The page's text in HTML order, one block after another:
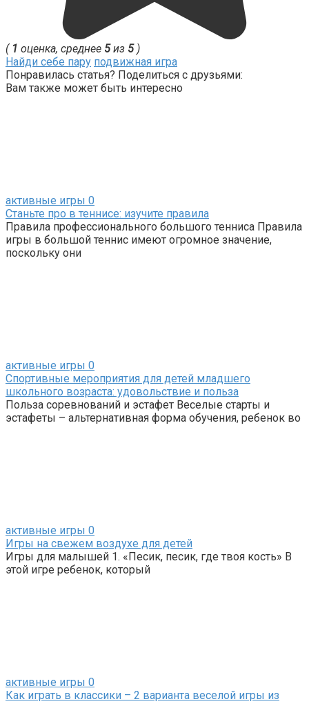
( 1 оценка, среднее 5из 5)
Найди себе пару подвижная игра
Понравилась статья? Поделиться с друзьями:
Вам также может быть интересно
активные игры 0
Станьте про в теннисе: изучите правила
Правила профессионального большого тенниса Правила
игры в большой теннис имеют огромное значение,
поскольку они
активные игры 0
Спортивные мероприятия для детей младшего
школьного возраста: удовольствие и польза
Польза соревнований и эстафет Веселые старты и
эстафеты – альтернативная форма обучения, ребенок во
активные игры 0
Игры на свежем воздухе для детей
Игры для малышей 1. «Песик, песик, где твоя кость» В
этой игре ребенок, который
активные игры 0
Как играть в классики – 2 варианта веселой игры из